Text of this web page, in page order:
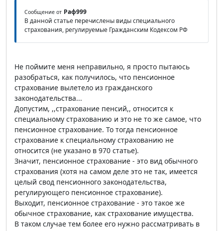
Сообщение от Раф999
В данной статье перечислены виды специального
страхования, регулируемые Гражданским Кодексом РФ
Не поймите меня неправильно, я просто пытаюсь
разобраться, как получилось, что пенсионное
страхование вылетело из гражданского
законодательства...
Допустим, ,,страхование пенсий,, относится к
специальному страхованию и это не то же самое, что
пенсионное страхование. То тогда пенсионное
страхование к специальному страхованию не
относится (не указано в 970 статье).
Значит, пенсионное страхование - это вид обычного
страхования (хотя на самом деле это не так, имеется
целый свод пенсионного законодательства,
регулирующего пенсионное страхование).
Выходит, пенсионное страхование - это такое же
обычное страхование, как страхование имущества.
В таком случае тем более его нужно рассматривать в